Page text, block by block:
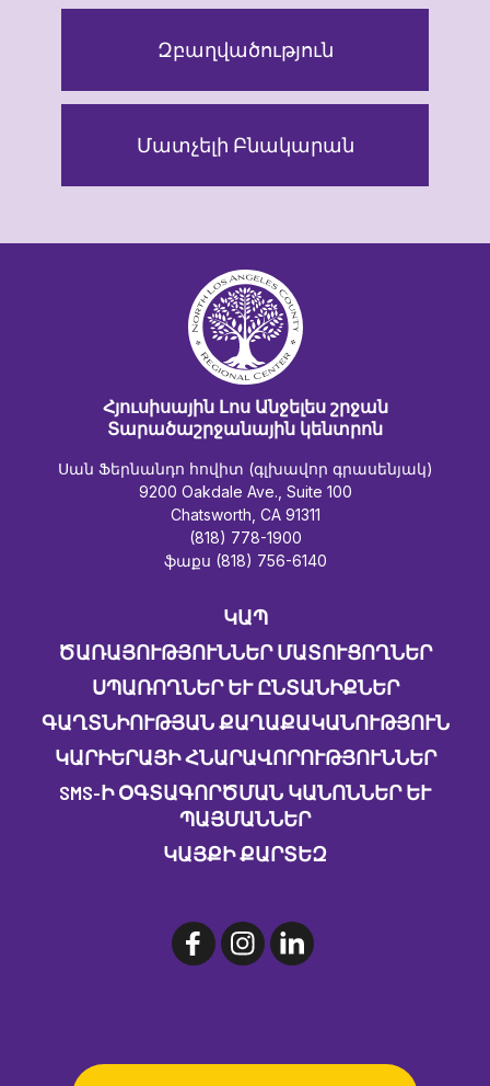
Զբաղվածություն
Մատչելի Բնակարան
Հյուսիսային Լոս Անջելես շրջան
Տարածաշրջանային կենտրոն
Սան Ֆերնանդո հովիտ (գլխավոր գրասենյակ)
9200 Oakdale Ave., Suite 100
Chatsworth, CA 91311
(818) 778-1900
ֆաքս (818) 756-6140
ԿԱՊ
ԾԱՌԱՅՈՒԹՅՈՒՆՆԵՐ ՄԱՏՈՒՑՈՂՆԵՐ
ՍՊԱՌՈՂՆԵՐ ԵՒ ԸՆՏԱՆԻՔՆԵՐ
ԳԱՂՏՆԻՈՒԹՅԱՆ ՔԱՂԱՔԱԿԱՆՈՒԹՅՈՒՆ
ԿԱՐԻԵՐԱՅԻ ՀՆԱՐԱՎՈՐՈՒԹՅՈՒՆՆԵՐ
SMS-Ի ՕԳՏԱԳՈՐԾՄԱՆ ԿԱՆՈՆՆԵՐ ԵՒ Պ
ԱՅՄԱՆՆԵՐ
ԿԱՅՔԻ ՔԱՐՏԵԶ